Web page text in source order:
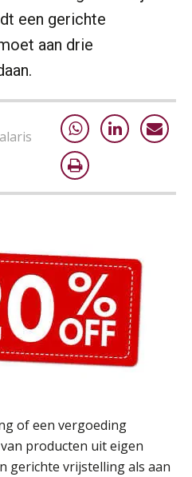
een gerichte
aan drie
of een vergoeding
producten uit eigen
gerichte vrijstelling als aan